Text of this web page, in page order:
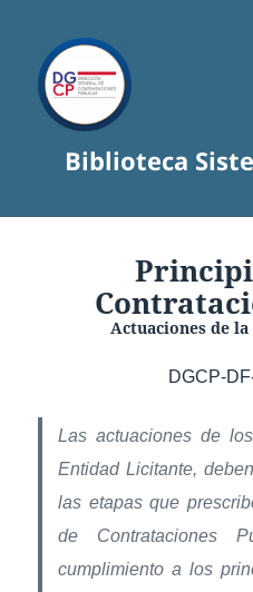
Biblioteca
Actuaciones de
DGCP-
Las actuaciones de
Entidad Licitante,
las etapas que
de Contrataciones
cumplimiento a los